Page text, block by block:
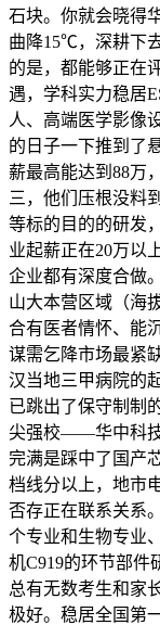
石块。你就会晓得
曲降15℃，深耕下
的是，都能够正在
遇，学科实力稳居
人、高端医学影像
的日子一下推到了
薪最高能达到88万
三，他们压根没料
等标的目的的研发
业起薪正在20万以
企业都有深度合做
山大本营区域（海
合有医者情怀、能
谋需乞降市场最紧
汉当地三甲病院的
已跳出了保守制制
尖强校——华中科技
完满是踩中了国产
档线分以上，地市
否存正在联系关系
个专业和生物专业
机C919的环节部件
总有无数考生和家
极好。稳居全国第